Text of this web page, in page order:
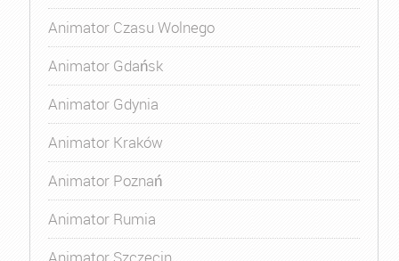
Animator Czasu Wolnego
Animator Gdańsk
Animator Gdynia
Animator Kraków
Animator Poznań
Animator Rumia